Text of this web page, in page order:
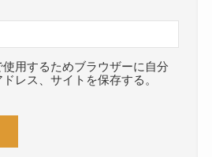
用するためブラウザーに自分
レス、サイトを保存する。